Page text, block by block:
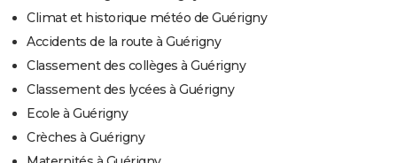
Climat et historique météo de Guérigny
Accidents de la route à Guérigny
Classement des collèges à Guérigny
Classement des lycées à Guérigny
Ecole à Guérigny
Crèches à Guérigny